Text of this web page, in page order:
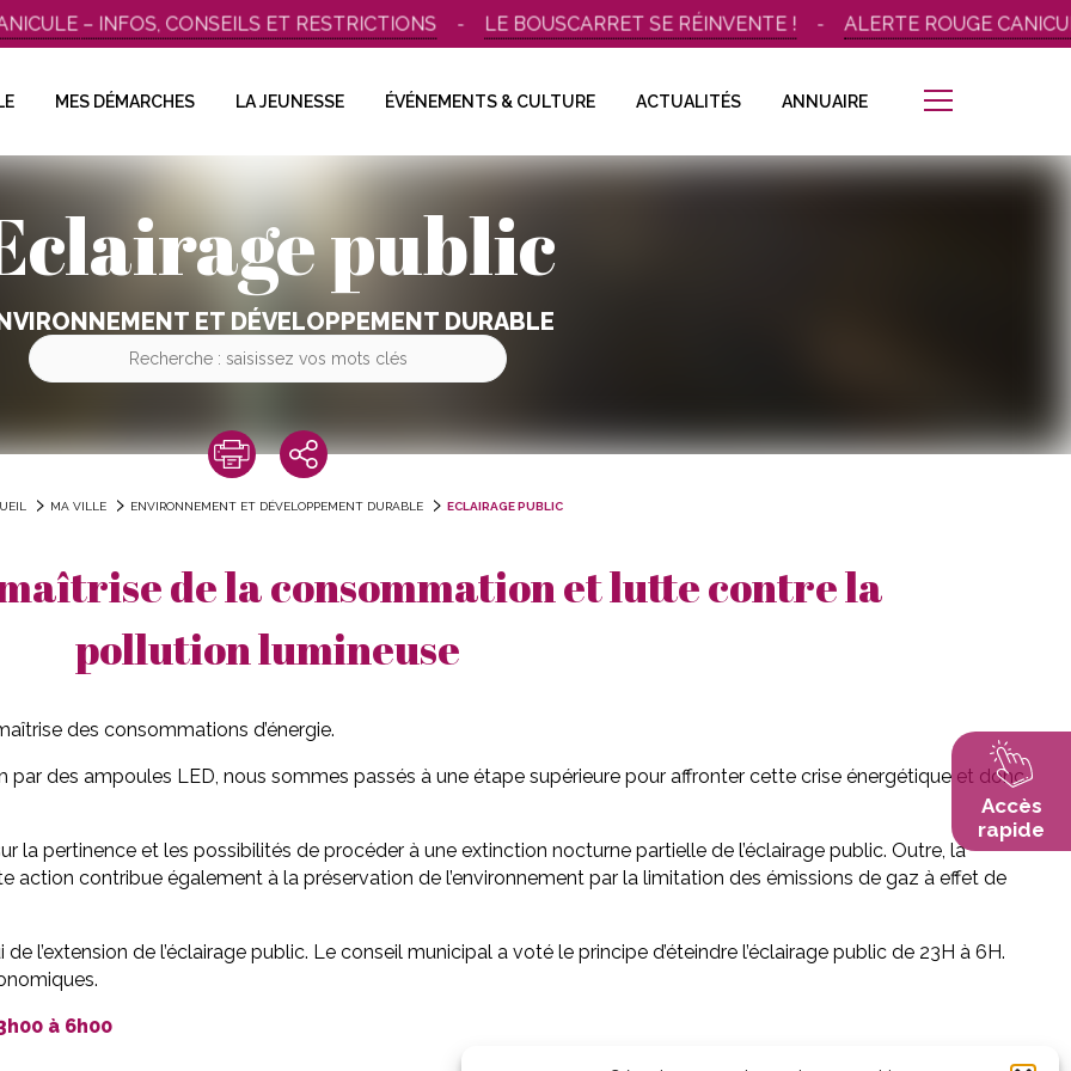
– INFOS, CONSEILS ET RESTRICTIONS LE BOUSCARRET SE RÉINVENTE ! ALERTE ROUGE
MES DÉMARCHES LA JEUNESSE ÉVÉNEMENTS & CULTURE ACTUALITÉS ANNUAIRE
Accès
rapide
public
ET DÉVELOPPEMENT DURABLE
MA VILLE ENVIRONNEMENT ET DÉVELOPPEMENT DURABLE ECLAIRAGE PUBLIC
de la consommation et lutte contre la
pollution lumineuse
des consommations d’énergie.
par des ampoules LED, nous sommes passés à une étape supérieure pour affronter cette crise énergétique et donc
la pertinence et les possibilités de procéder à une extinction nocturne partielle de l’éclairage public. Outre, la
action contribue également à la préservation de l’environnement par la limitation des émissions de gaz à effet de
l’extension de l’éclairage public. Le conseil municipal a voté le principe d’éteindre l’éclairage public de 23H à 6H.
à 6h00